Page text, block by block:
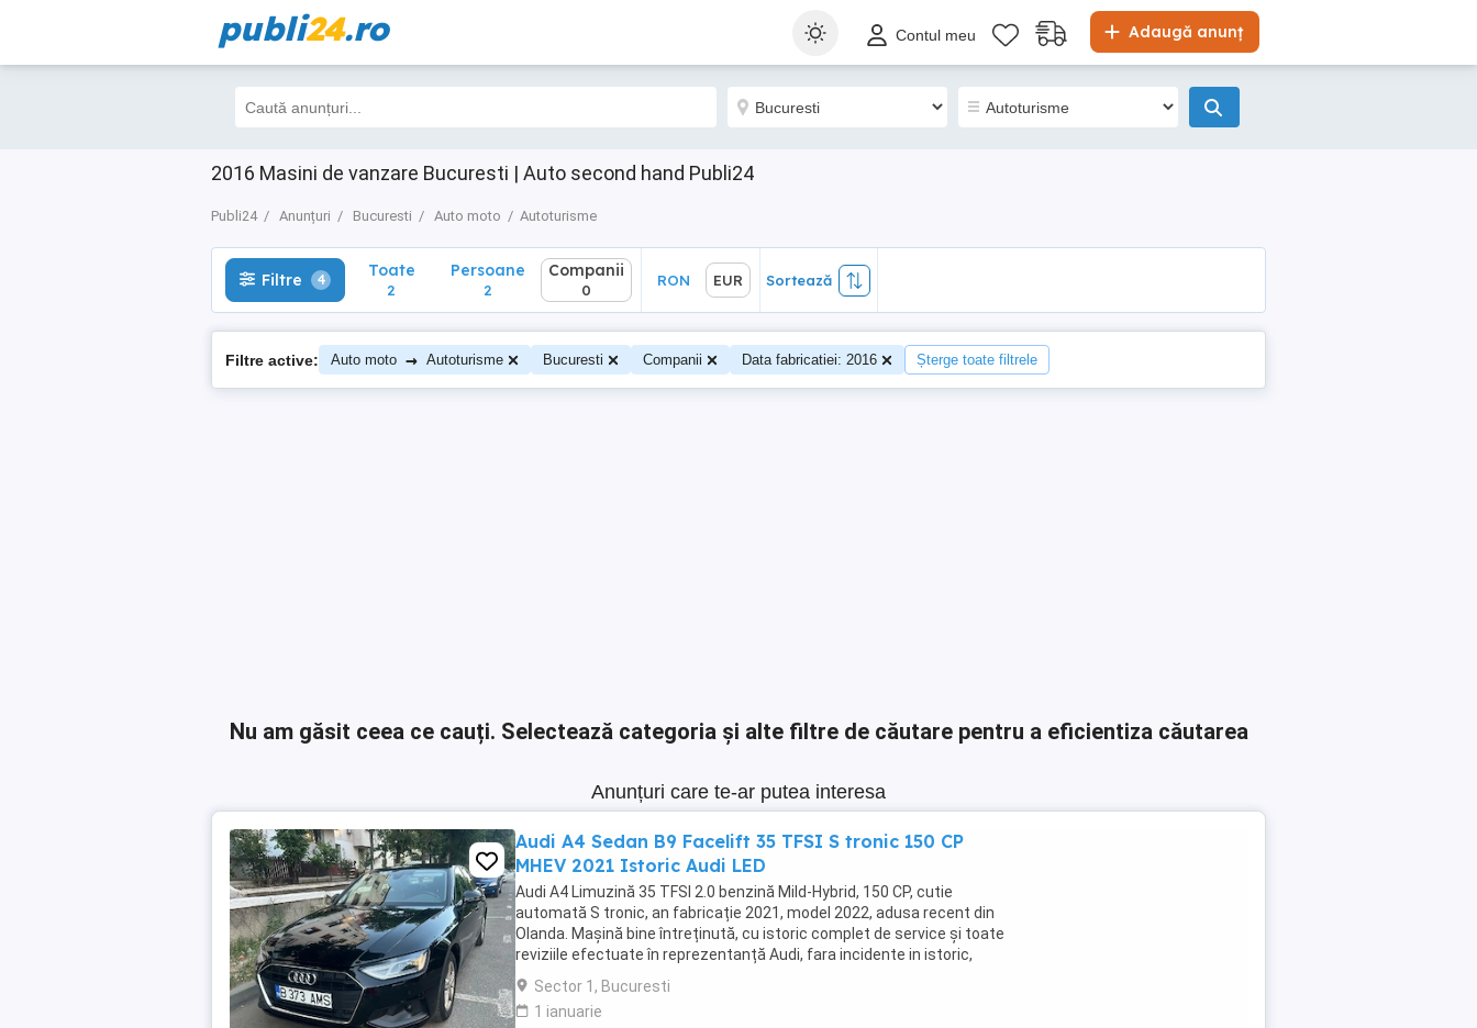
publi24.ro Adaugă anunț
Contul meu
2016 Masini de vanzare Bucuresti | Auto second hand Publi24
Publi24 Anunțuri Bucuresti Auto moto Autoturisme
Filtre 4 Toate
2
Sortează
Filtre 4 Toate
2
Persoane
2
Companii
0
RON EUR Sortează
Filtre active: Auto moto → Autoturisme Bucuresti Companii Data fabricatiei: 2016 Șterge toate filtrele
Nu am găsit ceea ce cauți. Selectează categoria și alte filtre de căutare pentru a eficientiza căutarea
Anunțuri care te-ar putea interesa
Audi A4 Sedan B9 Facelift 35 TFSI S tronic 150 CP
MHEV 2021 Istoric Audi LED
Audi A4 Limuzină 35 TFSI 2.0 benzină Mild-Hybrid, 150 CP, cutie
automată S tronic, an fabricație 2021, model 2022, adusa recent din
Olanda. Mașină bine întreținută, cu istoric complet de service și toate
reviziile efectuate în reprezentanță Audi, fara incidente in istoric,
raport verificare CarVertical ...
Sector 1, Bucuresti
1 ianuarie